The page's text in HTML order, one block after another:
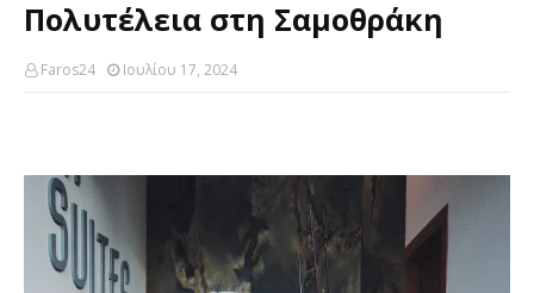
Πολυτέλεια στη Σαμοθράκη
Faros24 Ιουλίου 17, 2024